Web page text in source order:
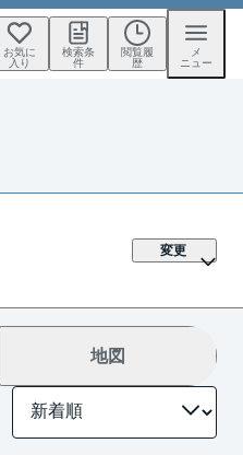
お気に
入り
検索条
件
閲覧履
歴
メ
ニュー
変更
地図